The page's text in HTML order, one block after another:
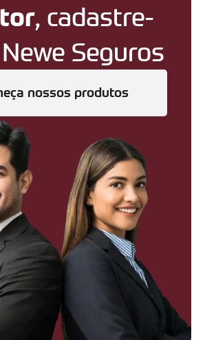
, cadastre-
Seguros
nossos produtos